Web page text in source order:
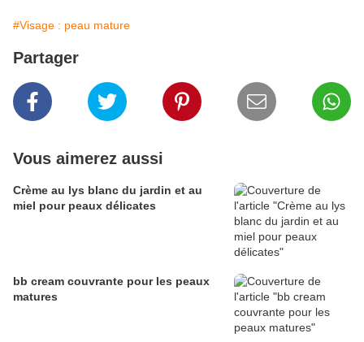
#Visage : peau mature
Partager
Vous aimerez aussi
Crème au lys blanc du jardin et au
miel pour peaux délicates
bb cream couvrante pour les peaux
matures